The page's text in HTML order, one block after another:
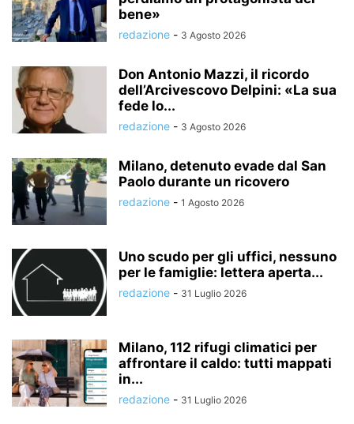
bene»
redazione - 3 Agosto 2026
Don Antonio Mazzi, il ricordo
dell’Arcivescovo Delpini: «La sua
fede lo...
redazione - 3 Agosto 2026
Milano, detenuto evade dal San
Paolo durante un ricovero
redazione - 1 Agosto 2026
Uno scudo per gli uffici, nessuno
per le famiglie: lettera aperta...
redazione - 31 Luglio 2026
Milano, 112 rifugi climatici per
affrontare il caldo: tutti mappati
in...
redazione - 31 Luglio 2026